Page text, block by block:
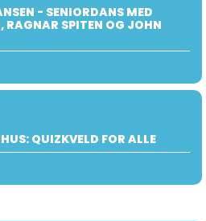
- SENIORDANS MED
RAGNAR SPITEN OG JOHN
QUIZKVELD FOR ALLE